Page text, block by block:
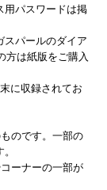
用パスワードは掲
スパールのダイア
方は紙版をご購入
に収録されてお
のです。一部の
ーナーの一部が